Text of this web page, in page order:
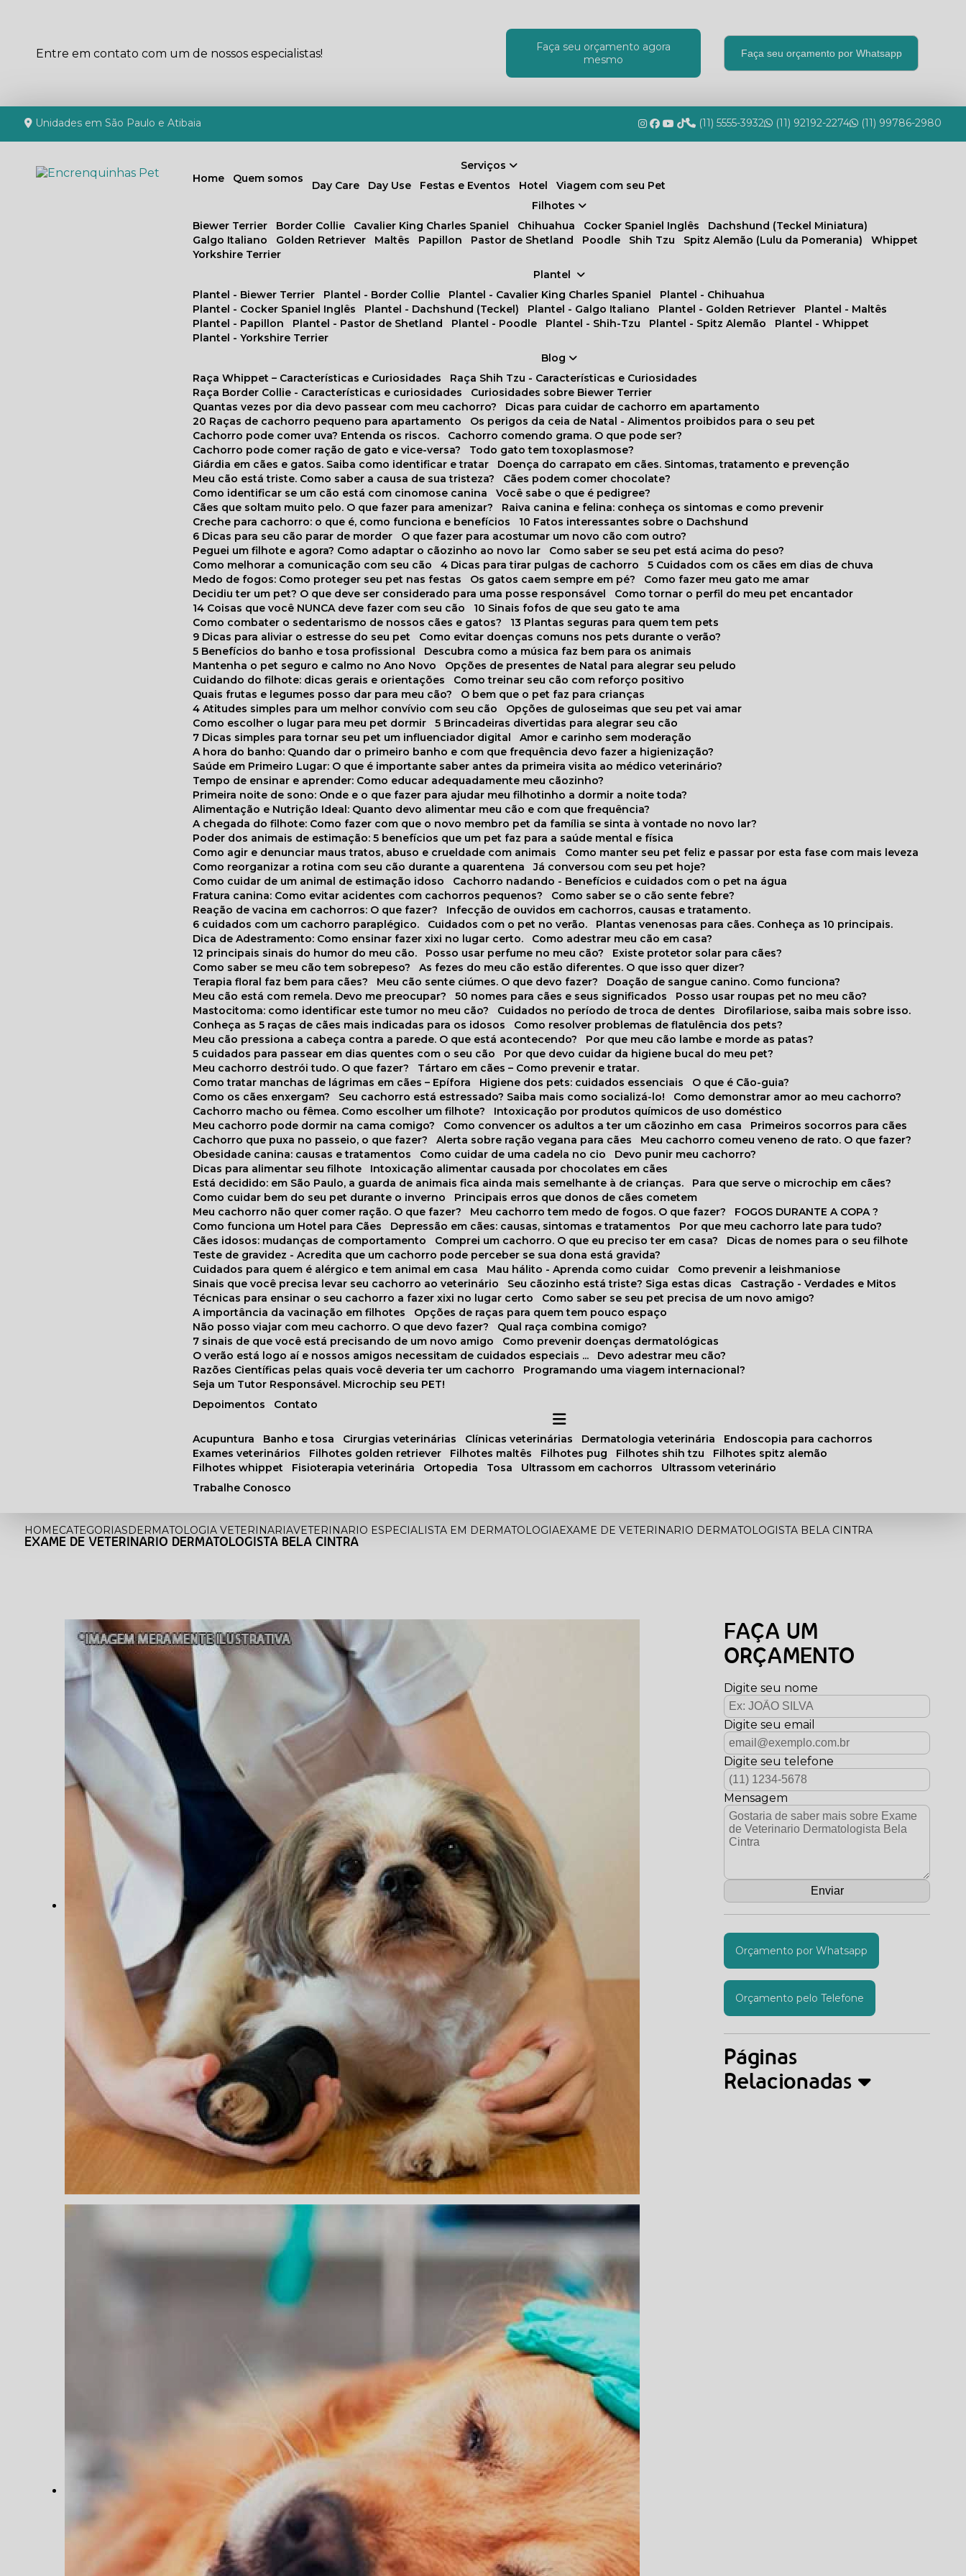
Entre em contato com um de nossos especialistas!
Faça seu orçamento agora
mesmo
Faça seu orçamento por Whatsapp
Unidades em São Paulo e Atibaia (11) 5555-3932 (11) 92192-2274 (11) 99786-2980
Home Quem somos
Depoimentos
Plantel
Plantel - Biewer Terrier
Plantel - Border Collie Plantel - Cavalier King Charles Spaniel
Plantel - Chihuahua
Plantel - Cocker Spaniel Inglês
Plantel - Dachshund (Teckel) Plantel - Galgo Italiano Plantel - Golden Retriever
Plantel - Maltês
Plantel - Papillon
Plantel - Pastor de Shetland Plantel - Poodle Plantel - Shih-Tzu Plantel - Spitz Alemão
Plantel - Whippet
Plantel - Yorkshire Terrier
Blog
Raça Whippet – Características e Curiosidades
Raça Shih Tzu - Características e Curiosidades
Raça Border Collie - Características e curiosidades
Curiosidades sobre Biewer Terrier
Quantas vezes por dia devo passear com meu cachorro?
Dicas para cuidar de cachorro em apartamento
20 Raças de cachorro pequeno para apartamento
Os perigos da ceia de Natal - Alimentos proibidos para o seu pet
Cachorro pode comer uva? Entenda os riscos.
Cachorro comendo grama. O que pode ser?
Cachorro pode comer ração de gato e vice-versa?
Todo gato tem toxoplasmose?
Giárdia em cães e gatos. Saiba como identificar e tratar
Doença do carrapato em cães. Sintomas, tratamento e prevenção
Meu cão está triste. Como saber a causa de sua tristeza?
Cães podem comer chocolate?
Como identificar se um cão está com cinomose canina
Você sabe o que é pedigree?
Cães que soltam muito pelo. O que fazer para amenizar?
Raiva canina e felina: conheça os sintomas e como prevenir
Creche para cachorro: o que é, como funciona e benefícios
10 Fatos interessantes sobre o Dachshund
6 Dicas para seu cão parar de morder
O que fazer para acostumar um novo cão com outro?
Peguei um filhote e agora? Como adaptar o cãozinho ao novo lar
Como saber se seu pet está acima do peso?
Como melhorar a comunicação com seu cão
4 Dicas para tirar pulgas de cachorro
5 Cuidados com os cães em dias de chuva
Medo de fogos: Como proteger seu pet nas festas
Os gatos caem sempre em pé?
Como fazer meu gato me amar
Decidiu ter um pet? O que deve ser considerado para uma posse responsável
Como tornar o perfil do meu pet encantador
14 Coisas que você NUNCA deve fazer com seu cão
10 Sinais fofos de que seu gato te ama
Como combater o sedentarismo de nossos cães e gatos?
13 Plantas seguras para quem tem pets
9 Dicas para aliviar o estresse do seu pet
Como evitar doenças comuns nos pets durante o verão?
5 Benefícios do banho e tosa profissional
Descubra como a música faz bem para os animais
Mantenha o pet seguro e calmo no Ano Novo
Opções de presentes de Natal para alegrar seu peludo
Cuidando do filhote: dicas gerais e orientações
Como treinar seu cão com reforço positivo
Quais frutas e legumes posso dar para meu cão?
O bem que o pet faz para crianças
4 Atitudes simples para um melhor convívio com seu cão
Opções de guloseimas que seu pet vai amar
Como escolher o lugar para meu pet dormir
5 Brincadeiras divertidas para alegrar seu cão
7 Dicas simples para tornar seu pet um influenciador digital
Amor e carinho sem moderação
A hora do banho: Quando dar o primeiro banho e com que frequência devo fazer a higienização?
Saúde em Primeiro Lugar: O que é importante saber antes da primeira visita ao médico veterinário?
Tempo de ensinar e aprender: Como educar adequadamente meu cãozinho?
Primeira noite de sono: Onde e o que fazer para ajudar meu filhotinho a dormir a noite toda?
Alimentação e Nutrição Ideal: Quanto devo alimentar meu cão e com que frequência?
A chegada do filhote: Como fazer com que o novo membro pet da família se sinta à vontade no novo lar?
Poder dos animais de estimação: 5 benefícios que um pet faz para a saúde mental e física
Como agir e denunciar maus tratos, abuso e crueldade com animais
Como manter seu pet feliz e passar por esta fase com mais leveza
Como reorganizar a rotina com seu cão durante a quarentena
Já conversou com seu pet hoje?
Como cuidar de um animal de estimação idoso
Cachorro nadando - Benefícios e cuidados com o pet na água
Fratura canina: Como evitar acidentes com cachorros pequenos?
Como saber se o cão sente febre?
Reação de vacina em cachorros: O que fazer?
Infecção de ouvidos em cachorros, causas e tratamento.
6 cuidados com um cachorro paraplégico.
Cuidados com o pet no verão.
Plantas venenosas para cães. Conheça as 10 principais.
Dica de Adestramento: Como ensinar fazer xixi no lugar certo.
Como adestrar meu cão em casa?
12 principais sinais do humor do meu cão.
Posso usar perfume no meu cão?
Existe protetor solar para cães?
Como saber se meu cão tem sobrepeso?
As fezes do meu cão estão diferentes. O que isso quer dizer?
Terapia floral faz bem para cães?
Meu cão sente ciúmes. O que devo fazer?
Doação de sangue canino. Como funciona?
Meu cão está com remela. Devo me preocupar?
50 nomes para cães e seus significados
Posso usar roupas pet no meu cão?
Mastocitoma: como identificar este tumor no meu cão?
Cuidados no período de troca de dentes
Dirofilariose, saiba mais sobre isso.
Conheça as 5 raças de cães mais indicadas para os idosos
Como resolver problemas de flatulência dos pets?
Meu cão pressiona a cabeça contra a parede. O que está acontecendo?
Por que meu cão lambe e morde as patas?
5 cuidados para passear em dias quentes com o seu cão
Por que devo cuidar da higiene bucal do meu pet?
Meu cachorro destrói tudo. O que fazer?
Tártaro em cães – Como prevenir e tratar.
Como tratar manchas de lágrimas em cães – Epífora
Higiene dos pets: cuidados essenciais
O que é Cão-guia?
Como os cães enxergam?
Seu cachorro está estressado? Saiba mais como socializá-lo!
Como demonstrar amor ao meu cachorro?
Cachorro macho ou fêmea. Como escolher um filhote?
Intoxicação por produtos químicos de uso doméstico
Meu cachorro pode dormir na cama comigo?
Como convencer os adultos a ter um cãozinho em casa
Primeiros socorros para cães
Cachorro que puxa no passeio, o que fazer?
Alerta sobre ração vegana para cães
Meu cachorro comeu veneno de rato. O que fazer?
Obesidade canina: causas e tratamentos
Como cuidar de uma cadela no cio
Devo punir meu cachorro?
Dicas para alimentar seu filhote
Intoxicação alimentar causada por chocolates em cães
Está decidido: em São Paulo, a guarda de animais fica ainda mais semelhante à de crianças.
Para que serve o microchip em cães?
Como cuidar bem do seu pet durante o inverno
Principais erros que donos de cães cometem
Meu cachorro não quer comer ração. O que fazer?
Meu cachorro tem medo de fogos. O que fazer?
FOGOS DURANTE A COPA ?
Como funciona um Hotel para Cães
Depressão em cães: causas, sintomas e tratamentos
Por que meu cachorro late para tudo?
Cães idosos: mudanças de comportamento
Comprei um cachorro. O que eu preciso ter em casa?
Dicas de nomes para o seu filhote
Teste de gravidez - Acredita que um cachorro pode perceber se sua dona está gravida?
Cuidados para quem é alérgico e tem animal em casa
Mau hálito - Aprenda como cuidar
Como prevenir a leishmaniose
Sinais que você precisa levar seu cachorro ao veterinário
Seu cãozinho está triste? Siga estas dicas
Castração - Verdades e Mitos
Técnicas para ensinar o seu cachorro a fazer xixi no lugar certo
Como saber se seu pet precisa de um novo amigo?
A importância da vacinação em filhotes
Opções de raças para quem tem pouco espaço
Não posso viajar com meu cachorro. O que devo fazer?
Qual raça combina comigo?
7 sinais de que você está precisando de um novo amigo
Como prevenir doenças dermatológicas
O verão está logo aí e nossos amigos necessitam de cuidados especiais ...
Devo adestrar meu cão?
Razões Científicas pelas quais você deveria ter um cachorro
Programando uma viagem internacional?
Seja um Tutor Responsável. Microchip seu PET!
Serviços
Day Care
Day Use Festas e Eventos Hotel
Viagem com seu Pet
Filhotes
Biewer Terrier
Border Collie Cavalier King Charles Spaniel Chihuahua Cocker Spaniel Inglês
Dachshund (Teckel Miniatura)
Galgo Italiano
Golden Retriever Maltês Papillon Pastor de Shetland Poodle Shih Tzu Spitz Alemão (Lulu da Pomerania)
Whippet
Yorkshire Terrier
Contato
acupuntura banho e tosa cirurgias veterinárias clínicas veterinárias dermatologia veterinária
endoscopia para cachorros
exames veterinários
filhotes golden retriever filhotes maltês filhotes pug filhotes shih tzu
filhotes spitz alemão
filhotes whippet
fisioterapia veterinária ortopedia tosa ultrassom em cachorros
ultrassom veterinário
Trabalhe Conosco
HOMECATEGORIASDERMATOLOGIA VETERINARIAVETERINARIO ESPECIALISTA EM DERMATOLOGIAEXAME DE VETERINARIO DERMATOLOGISTA BELA CINTRA
EXAME DE VETERINARIO DERMATOLOGISTA BELA CINTRA
FAÇA UM
ORÇAMENTO
Digite seu nome
Digite seu email
Digite seu telefone
Mensagem
Orçamento por Whatsapp
Orçamento pelo Telefone
Páginas
Relacionadas